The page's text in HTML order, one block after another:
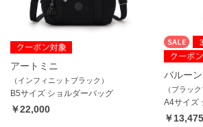
アートミニ
（インフィニットブラック）
B5サイズ ショルダーバッグ
￥22,000
バルーン
（ブラッ
A4サイズ
￥13,475